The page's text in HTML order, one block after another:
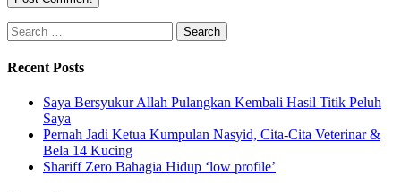
Search
for:
Recent Posts
Saya Bersyukur Allah Pulangkan Kembali Hasil Titik Peluh
Saya
Pernah Jadi Ketua Kumpulan Nasyid, Cita-Cita Veterinar &
Bela 14 Kucing
Shariff Zero Bahagia Hidup ‘low profile’